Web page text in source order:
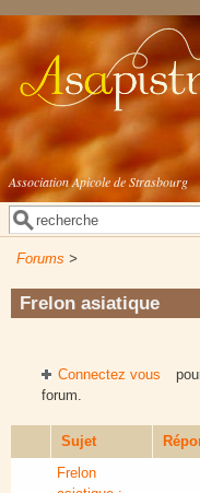
Aller au contenu principal
Association Apicole de Strasbourg
Formulaire de
Rechercher
Forums >
Frelon asiatique
Connectez vous
forum.
Sujet
Frelon